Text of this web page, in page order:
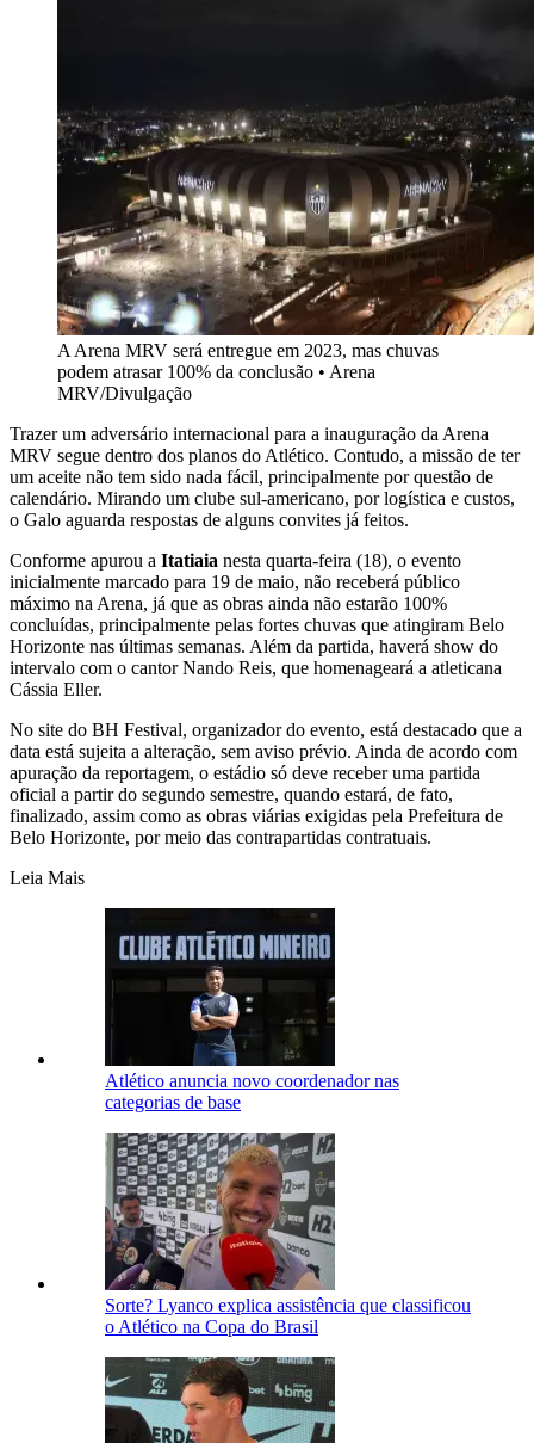
A Arena MRV será entregue em 2023, mas chuvas
podem atrasar 100% da conclusão • Arena
MRV/Divulgação
Trazer um adversário internacional para a inauguração da Arena
MRV segue dentro dos planos do Atlético. Contudo, a missão de ter
um aceite não tem sido nada fácil, principalmente por questão de
calendário. Mirando um clube sul-americano, por logística e custos,
o Galo aguarda respostas de alguns convites já feitos.
Conforme apurou a Itatiaia nesta quarta-feira (18), o evento
inicialmente marcado para 19 de maio, não receberá público
máximo na Arena, já que as obras ainda não estarão 100%
concluídas, principalmente pelas fortes chuvas que atingiram Belo
Horizonte nas últimas semanas. Além da partida, haverá show do
intervalo com o cantor Nando Reis, que homenageará a atleticana
Cássia Eller.
No site do BH Festival, organizador do evento, está destacado que a
data está sujeita a alteração, sem aviso prévio. Ainda de acordo com
apuração da reportagem, o estádio só deve receber uma partida
oficial a partir do segundo semestre, quando estará, de fato,
finalizado, assim como as obras viárias exigidas pela Prefeitura de
Belo Horizonte, por meio das contrapartidas contratuais.
Leia Mais
Atlético anuncia novo coordenador nas
categorias de base
Sorte? Lyanco explica assistência que classificou
o Atlético na Copa do Brasil